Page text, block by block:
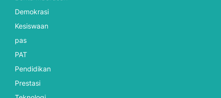
Demokrasi
Kesiswaan
pas
PAT
Pendidikan
Prestasi